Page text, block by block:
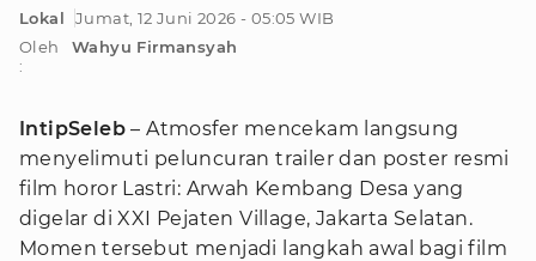
Lokal
Jumat, 12 Juni 2026 - 05:05 WIB
Oleh
:
Wahyu Firmansyah
IntipSeleb – Atmosfer mencekam langsung
menyelimuti peluncuran trailer dan poster resmi
film horor Lastri: Arwah Kembang Desa yang
digelar di XXI Pejaten Village, Jakarta Selatan.
Momen tersebut menjadi langkah awal bagi film